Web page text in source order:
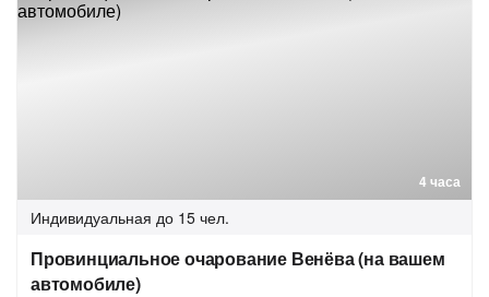
4 часа
Индивидуальная до 15 чел.
Провинциальное очарование Венёва (на вашем
автомобиле)